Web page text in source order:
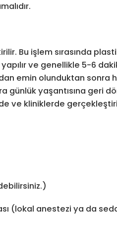
Bu işlem sırasında
ve genellikle 5-6
emin olunduktan
günlük yaşantısına geri
ve kliniklerde
(lokal anestezi ya da